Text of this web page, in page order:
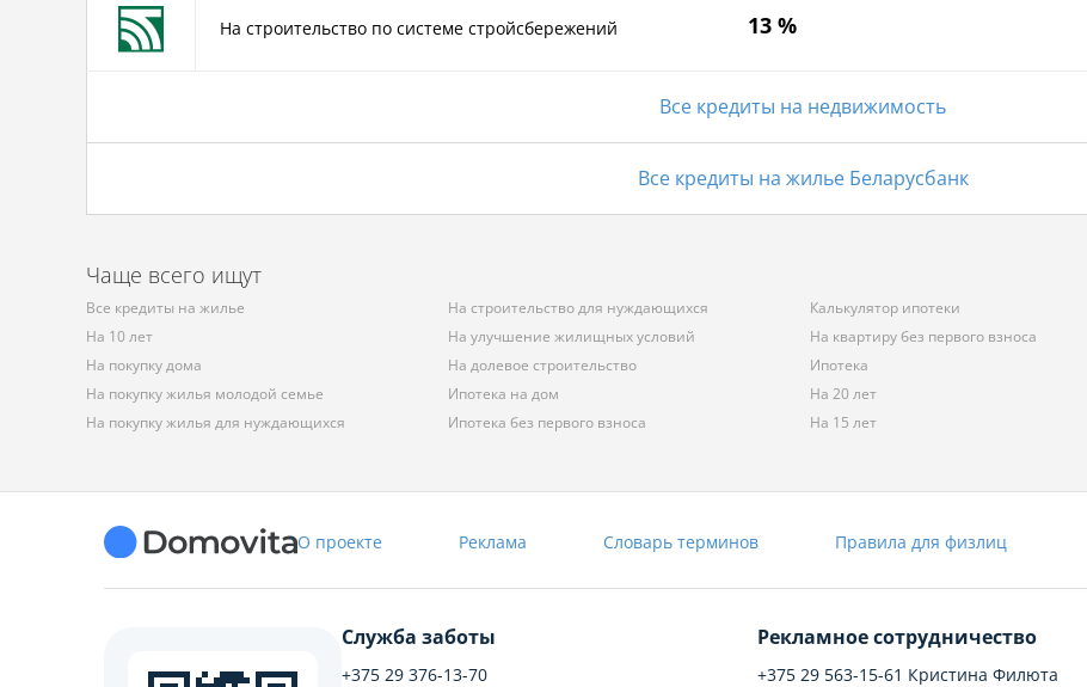
На строительство по системе стройсбережений 13 %
Все кредиты на недвижимость
Все кредиты на жилье Беларусбанк
Чаще всего ищут
Все кредиты на жилье
На 10 лет
На покупку дома
На покупку жилья молодой семье
На покупку жилья для нуждающихся
На строительство для нуждающихся
На улучшение жилищных условий
На долевое строительство
Ипотека на дом
Ипотека без первого взноса
Калькулятор ипотеки
На квартиру без первого взноса
Ипотека
На 20 лет
На 15 лет
О проекте Реклама Словарь терминов Правила для физлиц
Служба заботы
+375 29 376-13-70
Рекламное сотрудничество
+375 29 563-15-61 Кристина Филюта